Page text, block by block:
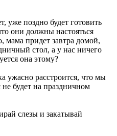
уже поздно будет готовить
они должны настояться
мама придет завтра домой,
стол, а у нас ничего
она этому?
ужасно расстроится, что мы
будет на праздничном
слезы и закатывай